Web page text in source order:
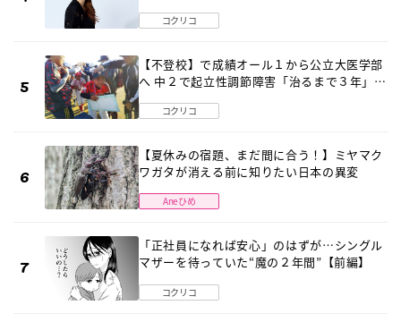
コクリコ
【不登校】で成績オール１から公立大医学部
へ 中２で起立性調節障害「治るまで３年」の
コクリコ
【夏休みの宿題、まだ間に合う！】ミヤマク
ワガタが消える前に知りたい日本の異変
Aneひめ
「正社員になれば安心」のはずが…シングル
マザーを待っていた“魔の２年間”【前編】
コクリコ